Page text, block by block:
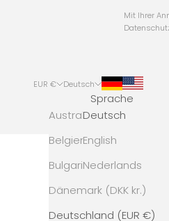
Mit Ihrer
EUR €
Land
Australien (AUD $)
Belgien (EUR €)
Bulgarien (EUR €)
Dänemark (DKK kr.)
Deutschland (EUR €)
Deutsch
Sprache
Deutsch
English
Nederlands